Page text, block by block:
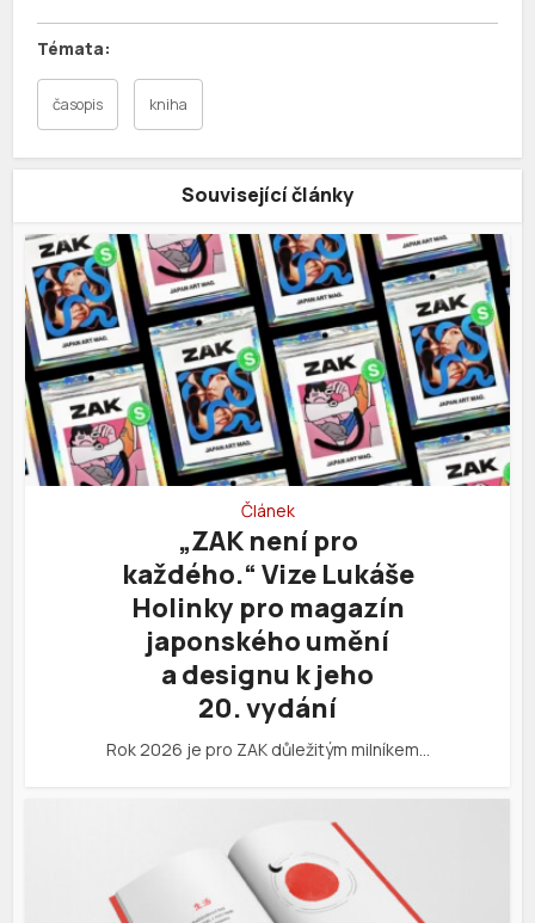
časopis kniha
Související články
Článek
„ZAK není pro
každého.“ Vize Lukáše
Holinky pro magazín
japonského umění
a designu k jeho
20. vydání
Rok 2026 je pro ZAK důležitým milníkem…